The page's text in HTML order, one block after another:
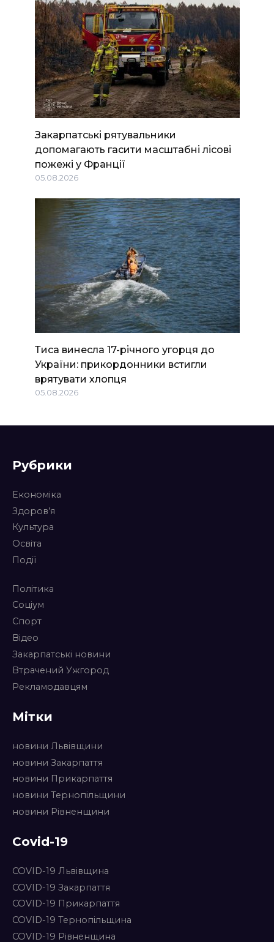
Закарпатські рятувальники
допомагають гасити масштабні лісові
пожежі у Франції
05.08.2026
Тиса винесла 17-річного угорця до
України: прикордонники встигли
врятувати хлопця
05.08.2026
Рубрики
Економіка
Здоров’я
Культура
Освіта
Події
Політика
Соціум
Спорт
Відео
Закарпатські новини
Втрачений Ужгород
Рекламодавцям
Мітки
новини Львівщини
новини Закарпаття
новини Прикарпаття
новини Тернопільщини
новини Рівненщини
Covid-19
COVID-19 Львівщина
COVID-19 Закарпаття
COVID-19 Прикарпаття
COVID-19 Тернопільщина
COVID-19 Рівненщина